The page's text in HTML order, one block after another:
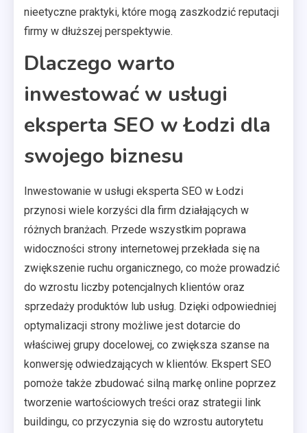
nieetyczne praktyki, które mogą zaszkodzić reputacji
firmy w dłuższej perspektywie.
Dlaczego warto
inwestować w usługi
eksperta SEO w Łodzi dla
swojego biznesu
Inwestowanie w usługi eksperta SEO w Łodzi
przynosi wiele korzyści dla firm działających w
różnych branżach. Przede wszystkim poprawa
widoczności strony internetowej przekłada się na
zwiększenie ruchu organicznego, co może prowadzić
do wzrostu liczby potencjalnych klientów oraz
sprzedaży produktów lub usług. Dzięki odpowiedniej
optymalizacji strony możliwe jest dotarcie do
właściwej grupy docelowej, co zwiększa szanse na
konwersję odwiedzających w klientów. Ekspert SEO
pomoże także zbudować silną markę online poprzez
tworzenie wartościowych treści oraz strategii link
buildingu, co przyczynia się do wzrostu autorytetu